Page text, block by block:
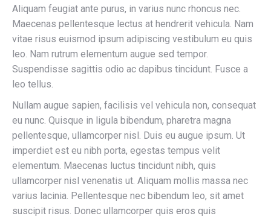
Aliquam feugiat ante purus, in varius nunc rhoncus nec.
Maecenas pellentesque lectus at hendrerit vehicula. Nam
vitae risus euismod ipsum adipiscing vestibulum eu quis
leo. Nam rutrum elementum augue sed tempor.
Suspendisse sagittis odio ac dapibus tincidunt. Fusce a
leo tellus.
Nullam augue sapien, facilisis vel vehicula non, consequat
eu nunc. Quisque in ligula bibendum, pharetra magna
pellentesque, ullamcorper nisl. Duis eu augue ipsum. Ut
imperdiet est eu nibh porta, egestas tempus velit
elementum. Maecenas luctus tincidunt nibh, quis
ullamcorper nisl venenatis ut. Aliquam mollis massa nec
varius lacinia. Pellentesque nec bibendum leo, sit amet
suscipit risus. Donec ullamcorper quis eros quis